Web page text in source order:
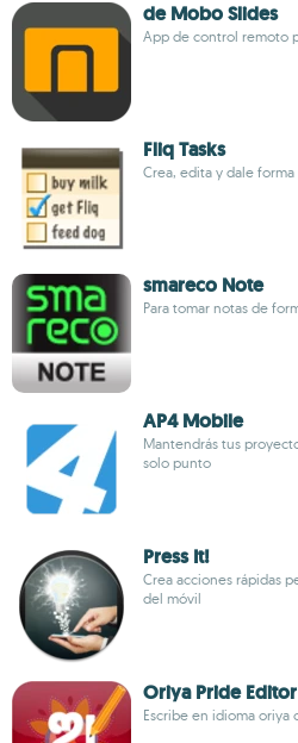
de Mobo Slides
App de control remoto
Fliq Tasks
Crea, edita y dale
smareco Note
Para tomar notas de
AP4 Mobile
Mantendrás tus
solo punto
Press It!
Crea acciones rápidas
del móvil
Oriya Pride Editor
Escribe en idioma oriya